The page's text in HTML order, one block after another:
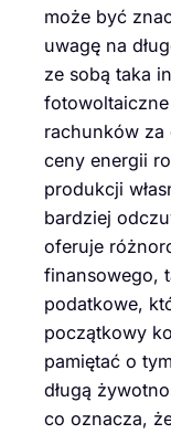
może być
uwagę na
ze sobą taka
rachunków za
ceny energii
produkcji
bardziej
oferuje
finansowego,
podatkowe,
początkowy
pamiętać o
długą
co oznacza,